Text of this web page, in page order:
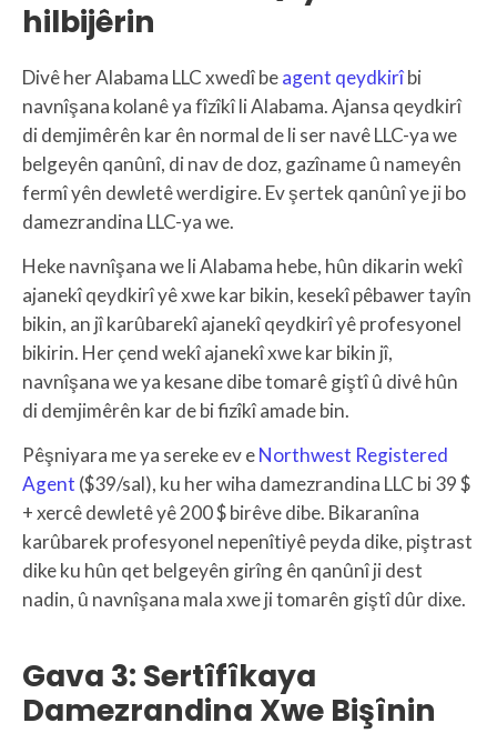
hilbijêrin
Divê her Alabama LLC xwedî beagent qeydkirîbi
navnîşana kolanê ya fîzîkî li Alabama. Ajansa qeydkirî
di demjimêrên kar ên normal de li ser navê LLC-ya we
belgeyên qanûnî, di nav de doz, gazîname û nameyên
fermî yên dewletê werdigire. Ev şertek qanûnî ye ji bo
damezrandina LLC-ya we.
Heke navnîşana we li Alabama hebe, hûn dikarin wekî
ajanekî qeydkirî yê xwe kar bikin, kesekî pêbawer tayîn
bikin, an jî karûbarekî ajanekî qeydkirî yê profesyonel
bikirin. Her çend wekî ajanekî xwe kar bikin jî,
navnîşana we ya kesane dibe tomarê giştî û divê hûn
di demjimêrên kar de bi fizîkî amade bin.
Pêşniyara me ya sereke ev eNorthwest Registered
Agent ($39/sal), ku her wiha damezrandina LLC bi 39 $
+ xercê dewletê yê 200 $ birêve dibe. Bikaranîna
karûbarek profesyonel nepenîtiyê peyda dike, piştrast
dike ku hûn qet belgeyên girîng ên qanûnî ji dest
nadin, û navnîşana mala xwe ji tomarên giştî dûr dixe.
Gava 3: Sertîfîkaya
Damezrandina Xwe Bişînin